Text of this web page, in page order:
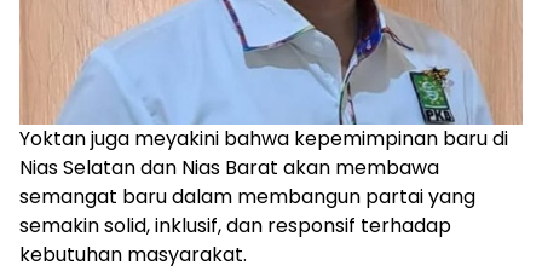
Yoktan juga meyakini bahwa kepemimpinan baru di
Nias Selatan dan Nias Barat akan membawa
semangat baru dalam membangun partai yang
semakin solid, inklusif, dan responsif terhadap
kebutuhan masyarakat.